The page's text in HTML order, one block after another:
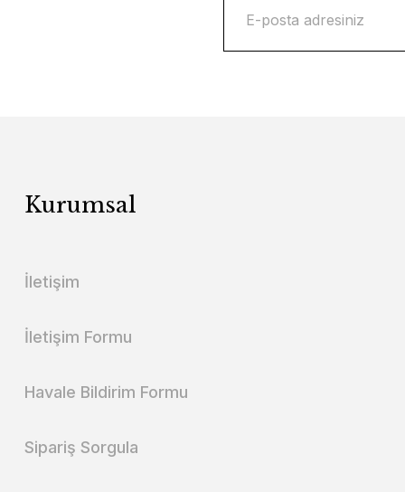
Kurumsal
İletişim
İletişim Formu
Havale Bildirim Formu
Sipariş Sorgula